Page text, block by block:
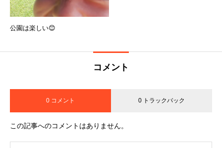
公園は楽しい😊
コメント
0 コメント 0 トラックバック
この記事へのコメントはありません。